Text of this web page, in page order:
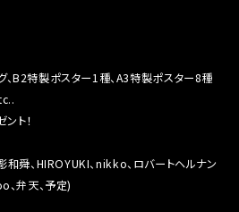
B2特製ポスター1種、A3特製ポスター8種
ト！
舜、HIROYUKI、nikko、ロバートヘルナン
、弁天、予定)